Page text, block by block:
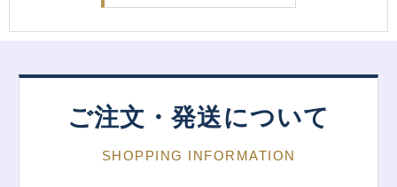
ご注文・発送について
SHOPPING INFORMATION